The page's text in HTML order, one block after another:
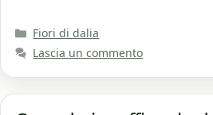
Categorie
Fiori di dalia
Lascia un commento